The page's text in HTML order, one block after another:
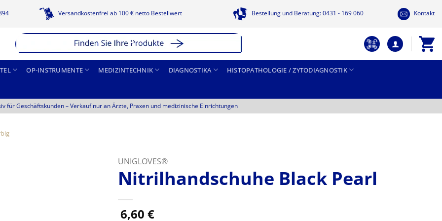
Versandkostenfrei ab 100 € netto Bestellwert Bestellung und Beratung: 0431 - 169 060 Kontakt
OP-INSTRUMENTE MEDIZINTECHNIK DIAGNOSTIKA HISTOPATHOLOGIE / ZYTODIAGNOSTIK
für Geschäftskunden –Verkauf nur an Ärzte, Praxen und medizinische Einrichtungen
UNIGLOVES®
Nitrilhandschuhe Black Pearl
6,60 €